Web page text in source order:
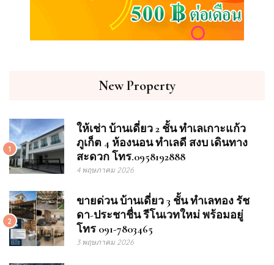
New Property
1
ให้เช่า บ้านเดี่ยว 2 ชั้น ทำเลเกาะแก้ว
ภูเก็ต 4 ห้องนอน ทำเลดี สงบ เดินทาง
สะดวก โทร.0958192888
4 พฤษภาคม 2026
2
ขายด่วน บ้านเดี่ยว 3 ชั้น ทำเลทอง รัช
ดา-ประชาชื่น รีโนเวทใหม่ พร้อมอยู่
โทร 091-7803465
3 พฤษภาคม 2026